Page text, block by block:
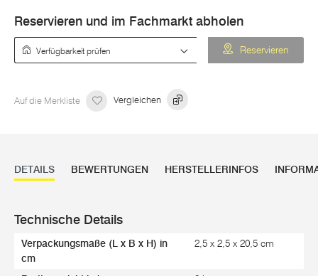
Reservieren und im Fachmarkt abholen
Reservieren
Auf die Merkliste Vergleichen
DETAILS BEWERTUNGEN HERSTELLERINFOS
Technische Details
Verpackungsmaße (L x B x H) in
cm
2,5 x 2,5 x 20,5 cm